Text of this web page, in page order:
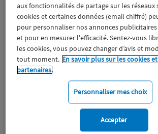
aux fonctionnalités de partage sur les réseaux
cookies et certaines données (email chiffré)
pour personnaliser nos annonces
et pour en mesurer l'efficacité. Sentez-vous
les cookies, vous pouvez changer d’avis et
tout moment. En savoir plus sur les cookies
partenaires.
Personnaliser mes choix
Accepter